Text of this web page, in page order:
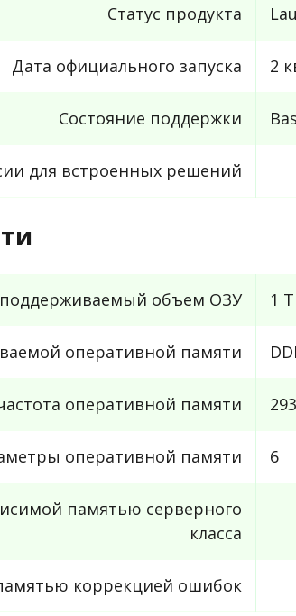
Статус продукта
Дата официального запуска 2
Состояние поддержки
для встроенных решений
объем ОЗУ 1
оперативной памяти
оперативной памяти
оперативной памяти 6
памятью серверного
класса
коррекцией ошибок